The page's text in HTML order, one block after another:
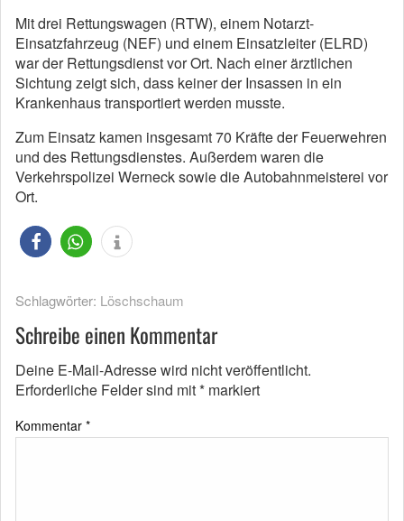
Mit drei Rettungswagen (RTW), einem Notarzt-
Einsatzfahrzeug (NEF) und einem Einsatzleiter (ELRD)
war der Rettungsdienst vor Ort. Nach einer ärztlichen
Sichtung zeigt sich, dass keiner der Insassen in ein
Krankenhaus transportiert werden musste.
Zum Einsatz kamen insgesamt 70 Kräfte der Feuerwehren
und des Rettungsdienstes. Außerdem waren die
Verkehrspolizei Werneck sowie die Autobahnmeisterei vor
Ort.
Schlagwörter: Löschschaum
Schreibe einen Kommentar
Deine E-Mail-Adresse wird nicht veröffentlicht.
Erforderliche Felder sind mit* markiert
Kommentar *